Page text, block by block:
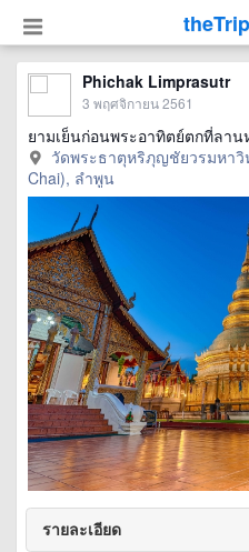
Phichak Limprasutr
3 พฤศจิกายน 2561
ยามเย็นก่อนพระอาทิตย์ตกที่ลา
วัดพระธาตุหริภุญชัยวรมหาวิ
Chai), ลำพูน
รายละเอียด